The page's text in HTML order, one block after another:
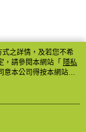
之詳情，及若您不希
，請參閱本網站「 隱私
意本公司得按本網站使